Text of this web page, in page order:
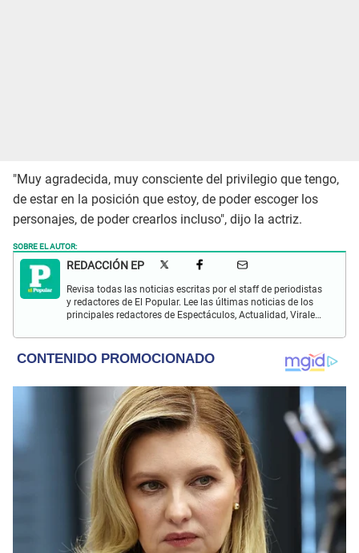
"Muy agradecida, muy consciente del privilegio que tengo,
de estar en la posición que estoy, de poder escoger los
personajes, de poder crearlos incluso", dijo la actriz.
SOBRE EL AUTOR:
REDACCIÓN EP
Revisa todas las noticias escritas por el staff de periodistas
y redactores de El Popular. Lee las últimas noticias de los
principales redactores de Espectáculos, Actualidad, Virales,